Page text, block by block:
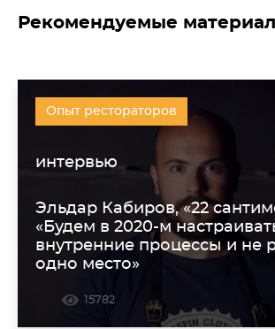
Рекомендуемые
Опыт рестораторов
интервью
Эльдар Кабиров, «22
«Будем в 2020-м
внутренние процессы и не
одно место»
15782